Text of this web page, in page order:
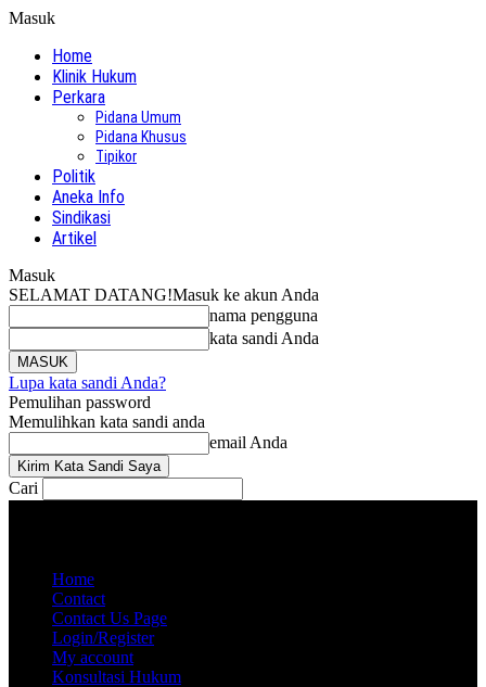
Masuk
Home
Klinik Hukum
Perkara
Pidana Umum
Pidana Khusus
Tipikor
Politik
Aneka Info
Sindikasi
Artikel
Masuk
SELAMAT DATANG!Masuk ke akun Anda
nama pengguna
kata sandi Anda
Lupa kata sandi Anda?
Pemulihan password
Memulihkan kata sandi anda
email Anda
Cari
Home
Contact
Contact Us Page
Login/Register
My account
Konsultasi Hukum